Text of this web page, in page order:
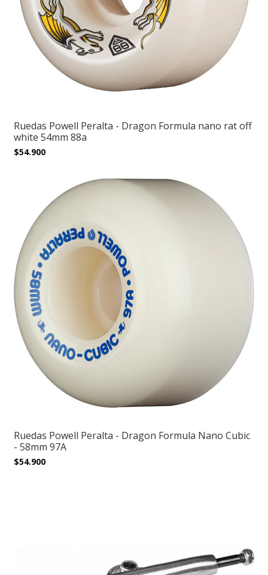
Ruedas Powell Peralta - Dragon Formula nano rat off
white 54mm 88a
$54.900
Ruedas Powell Peralta - Dragon Formula Nano Cubic
- 58mm 97A
$54.900